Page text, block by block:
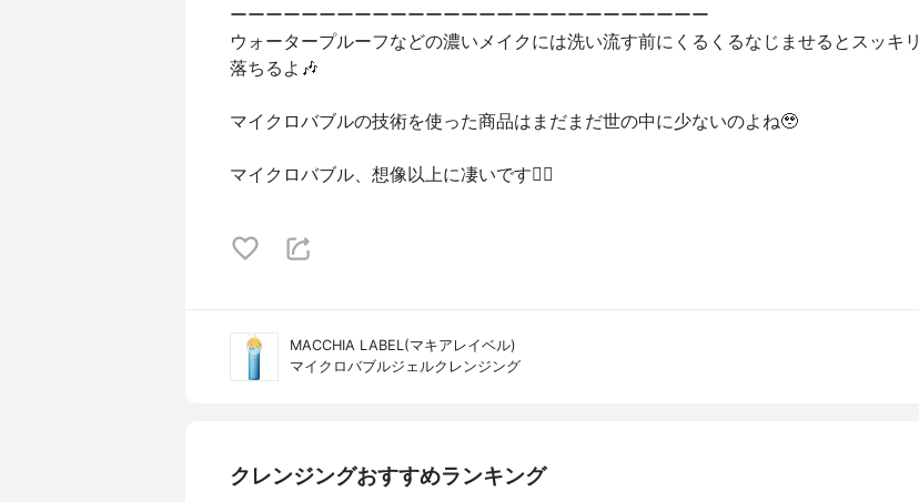
ーーーーーーーーーーーーーーーーーーーーーーーーーーー
ウォータープルーフなどの濃いメイクには洗い流す前にくるくるなじませるとスッキリ
落ちるよ🎶
マイクロバブルの技術を使った商品はまだまだ世の中に少ないのよね🥹
マイクロバブル、想像以上に凄いです🙆‍♀️
MACCHIA LABEL(マキアレイベル)
マイクロバブルジェルクレンジング
クレンジングおすすめランキング